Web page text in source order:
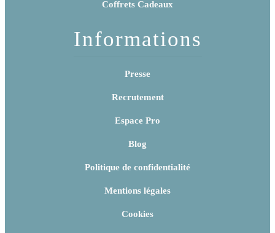
Coffrets Cadeaux
Informations
Presse
Recrutement
Espace Pro
Blog
Politique de confidentialité
Mentions légales
Cookies